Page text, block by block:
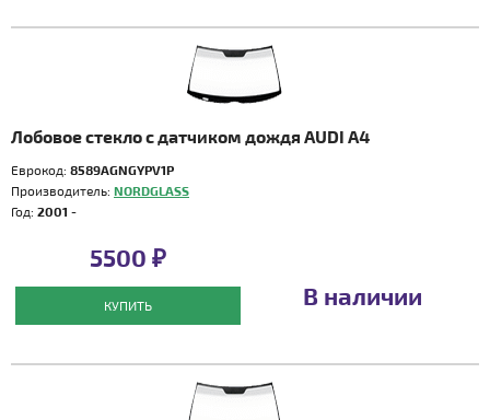
Лобовое стекло с датчиком дождя AUDI A4
Еврокод: 8589AGNGYPV1P
Производитель: NORDGLASS
Год: 2001 -
5500 ₽
КУПИТЬ В наличии